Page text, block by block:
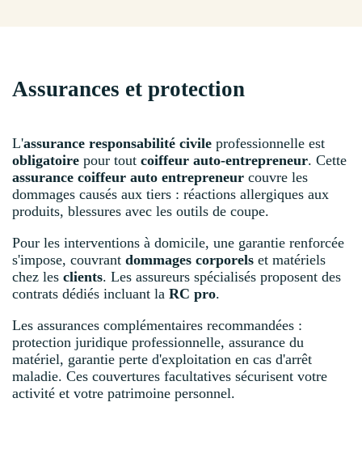
Assurances et protection
L'assurance responsabilité civile professionnelle est
obligatoire pour tout coiffeur auto-entrepreneur. Cette
assurance coiffeur auto entrepreneur couvre les
dommages causés aux tiers : réactions allergiques aux
produits, blessures avec les outils de coupe.
Pour les interventions à domicile, une garantie renforcée
s'impose, couvrant dommages corporels et matériels
chez les clients. Les assureurs spécialisés proposent des
contrats dédiés incluant la RC pro.
Les assurances complémentaires recommandées :
protection juridique professionnelle, assurance du
matériel, garantie perte d'exploitation en cas d'arrêt
maladie. Ces couvertures facultatives sécurisent votre
activité et votre patrimoine personnel.